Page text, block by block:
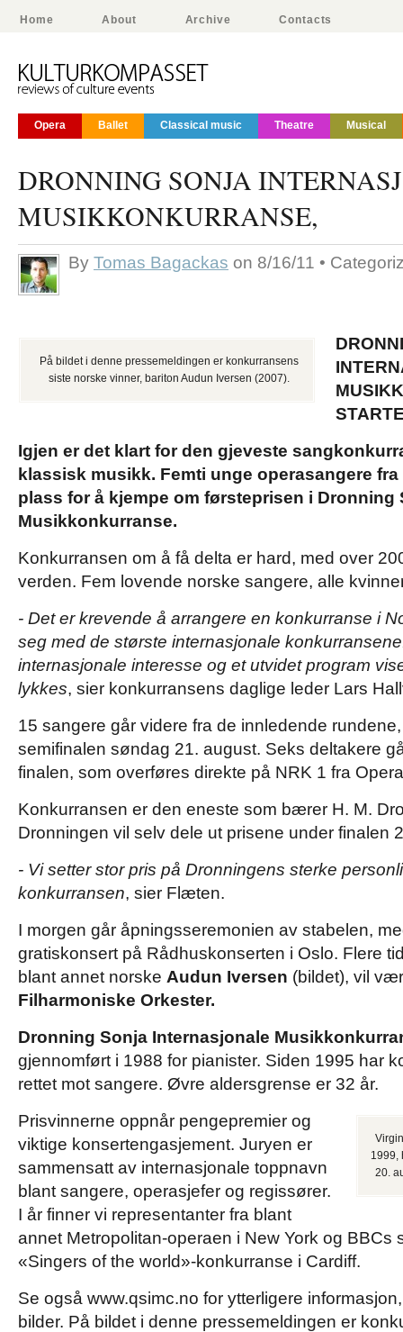
Home About Archive Contacts
Opera Ballet Classical music Theatre Musical
DRONNING SONJA
MUSIKKONKURRANSE,
By Tomas Bagackas on 8/16/11 •
På bildet i denne pressemeldingen er konkurransens
siste norske vinner, bariton Audun Iversen (2007).
Igjen er det klart for den gjeveste
klassisk musikk. Femti unge operasangere
plass for å kjempe om førsteprisen i Dronning
Musikkonkurranse.
Konkurransen om å få delta er hard, med over
verden. Fem lovende norske sangere, alle
- Det er krevende å arrangere en konkurranse i
seg med de største internasjonale
internasjonale interesse og et utvidet program
lykkes, sier konkurransens daglige leder Lars
15 sangere går videre fra de innledende
semifinalen søndag 21. august. Seks deltakere
finalen, som overføres direkte på NRK 1 fra
Konkurransen er den eneste som bærer H. M.
Dronningen vil selv dele ut prisene under finalen
- Vi setter stor pris på Dronningens sterke
konkurransen, sier Flæten.
I morgen går åpningsseremonien av stabelen,
gratiskonsert på Rådhuskonserten i Oslo. Flere
blant annet norske Audun Iversen (bildet), vil
Filharmoniske Orkester.
Dronning Sonja Internasjonale
gjennomført i 1988 for pianister. Siden 1995 har
rettet mot sangere. Øvre aldersgrense er 32 år.
1999,
20.
Prisvinnerne oppnår pengepremier og
viktige konsertengasjement. Juryen er
sammensatt av internasjonale toppnavn
blant sangere, operasjefer og regissører.
I år finner vi representanter fra blant
annet Metropolitan-operaen i New York og BBCs
«Singers of the world»-konkurranse i Cardiff.
Se også www.qsimc.no for ytterligere
bilder. På bildet i denne pressemeldingen er